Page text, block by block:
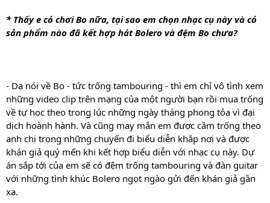
* Thấy e có chơi Bo nữa, tại sao em chọn nhạc cụ này và có
sản phẩm nào đã kết hợp hát Bolero và đệm Bo chưa?
- Dạ nói về Bo - tức trống tambouring - thì em chỉ vô tình xem
những video clip trên mạng của một người bạn rồi mua trống
về tự học theo trong lúc những ngày tháng phong tỏa vì đại
dịch hoành hành. Và cũng may mắn em được cầm trống theo
anh chị trong những chuyến đi biểu diễn khắp nơi và được
khán giả quý mến khi kết hợp biểu diễn với nhạc cụ này. Dự
án sắp tới của em sẽ có đệm trống tambouring và đàn guitar
với những tình khúc Bolero ngọt ngào gửi đến khán giả gần
xa.